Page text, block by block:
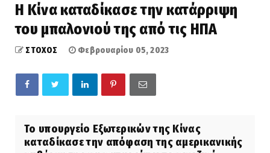
Η Κίνα καταδίκασε την κατάρριψη
του μπαλονιού της από τις ΗΠΑ
ΣΤΟΧΟΣ Φεβρουαρίου 05, 2023
Το υπουργείο Εξωτερικών της Κίνας
καταδίκασε την απόφαση της αμερικανικής